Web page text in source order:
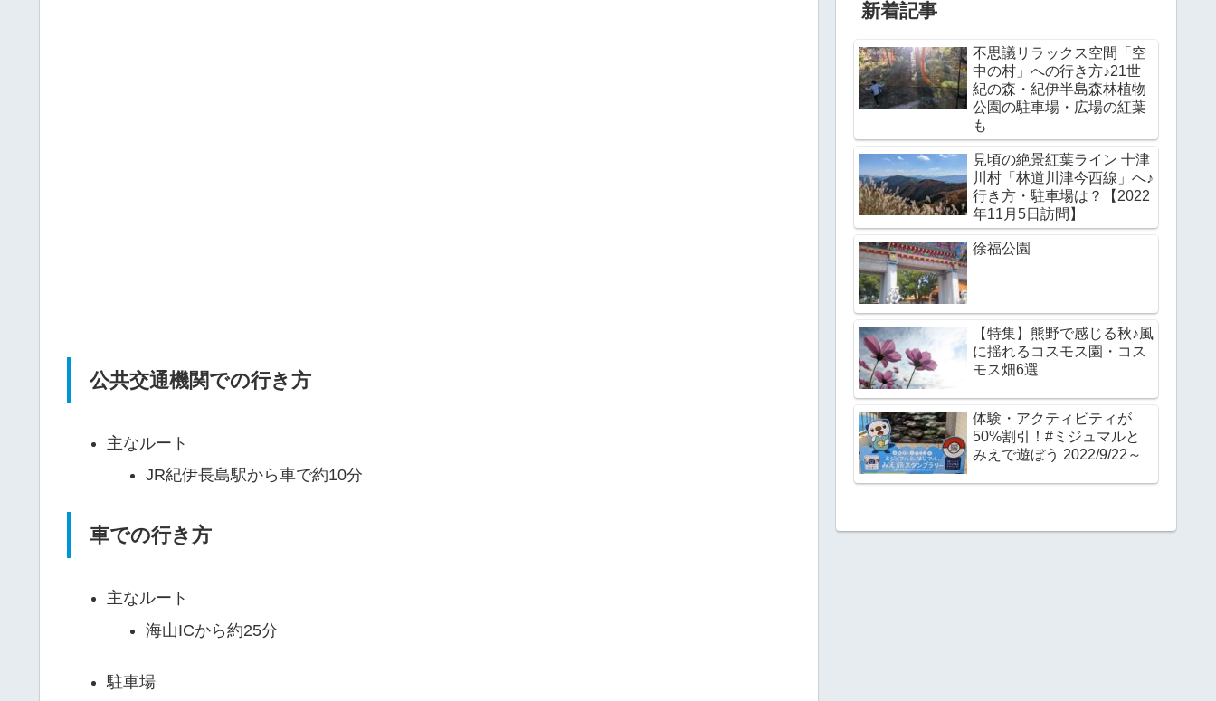
公共交通機関での行き方
主なルート
JR紀伊長島駅から車で約10分
車での行き方
主なルート
海山ICから約25分
駐車場
新着記事
不思議リラックス空間「空
中の村」への行き方♪21世
紀の森・紀伊半島森林植物
公園の駐車場・広場の紅葉
も
見頃の絶景紅葉ライン 十津
川村「林道川津今西線」へ♪
行き方・駐車場は？【2022
年11月5日訪問】
徐福公園
【特集】熊野で感じる秋♪風
に揺れるコスモス園・コス
モス畑6選
体験・アクティビティが
50%割引！#ミジュマルと
みえで遊ぼう 2022/9/22～